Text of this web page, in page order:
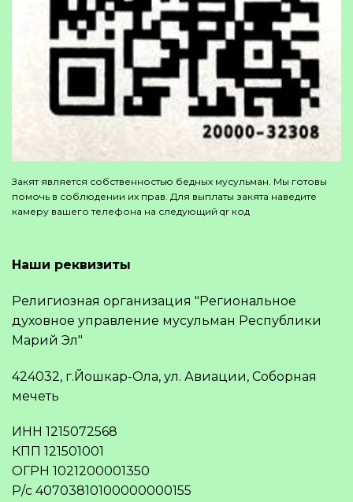
Закят является собственностью бедных мусульман. Мы готовы
помочь в соблюдении их прав. Для выплаты закята наведите
камеру вашего телефона на следующий qr код
Наши реквизиты
Религиозная организация "Региональное
духовное управление мусульман Республики
Марий Эл"
424032, г.Йошкар-Ола, ул. Авиации, Соборная
мечеть
ИНН 1215072568
КПП 121501001
ОГРН 1021200001350
Р/с 40703810100000000155